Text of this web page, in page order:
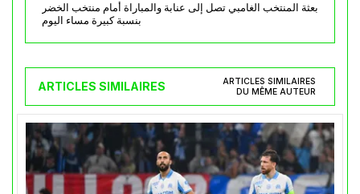
بعثة المنتخب الغامبي تصل إلى عنابة والمباراة أمام منتخب الخضر
بنسبة كبيرة مساء اليوم
ARTICLES SIMILAIRES
ARTICLES SIMILAIRES
DU MÊME AUTEUR